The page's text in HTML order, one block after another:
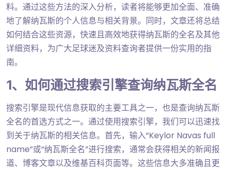
料。通过这些方法的深入分析，读者将能够更加全面、准确
地了解纳瓦斯的个人信息与相关背景。同时，文章还将总结
如何结合这些资源，快速且高效地获得纳瓦斯的全名及其他
详细资料，为广大足球迷及资料查询者提供一份实用的指
南。
1、如何通过搜索引擎查询纳瓦斯全名
搜索引擎是现代信息获取的主要工具之一，也是查询纳瓦斯
全名的首选方式之一。通过使用搜索引擎，我们可以迅速找
到关于纳瓦斯的相关信息。首先，输入“Keylor Navas full
name”或“纳瓦斯全名”进行搜索，通常会获得相关的新闻报
道、博客文章以及维基百科页面等。这些信息大多准确且更